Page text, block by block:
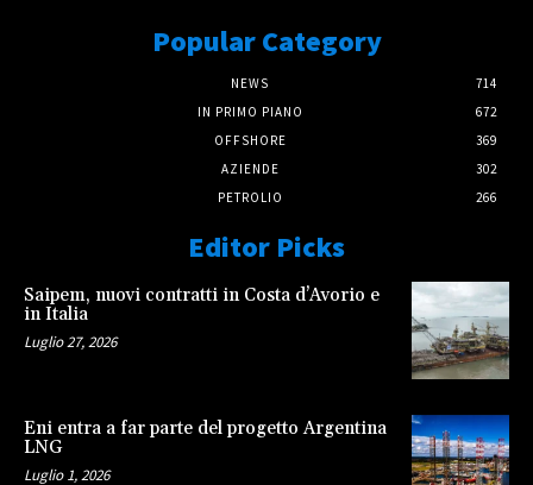
Popular Category
NEWS
714
IN PRIMO PIANO
672
OFFSHORE
369
AZIENDE
302
PETROLIO
266
Editor Picks
Saipem, nuovi contratti in Costa d’Avorio e
in Italia
Luglio 27, 2026
Eni entra a far parte del progetto Argentina
LNG
Luglio 1, 2026